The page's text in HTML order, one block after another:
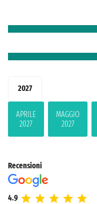
2027
APRILE
2027
MAGGIO
2027
Recensioni
4.9